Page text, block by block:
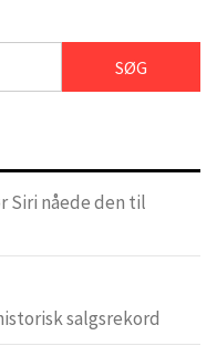
Siri nåede den til
salgsrekord